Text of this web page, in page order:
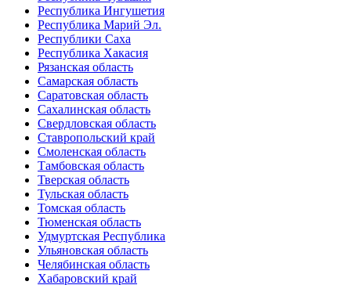
Республика Ингушетия
Республика Марий Эл.
Республики Саха
Республика Хакасия
Рязанская область
Самарская область
Саратовская область
Сахалинская область
Свердловская область
Ставропольский край
Смоленская область
Тамбовская область
Тверская область
Тульская область
Томская область
Тюменская область
Удмуртская Республика
Ульяновская область
Челябинская область
Хабаровский край